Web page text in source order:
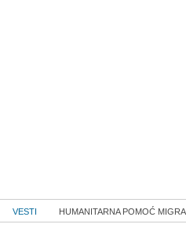
VESTI HUMANITARNA POMOĆ